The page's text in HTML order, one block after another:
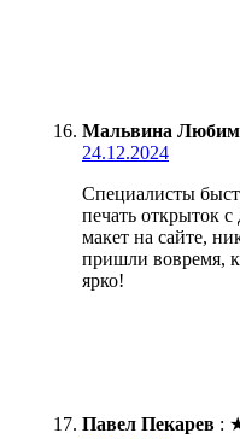
Мальвина
24.12.2024
Специалисты
печать открыток с
макет на сайте,
пришли вовремя,
ярко!
Павел Пекарев :